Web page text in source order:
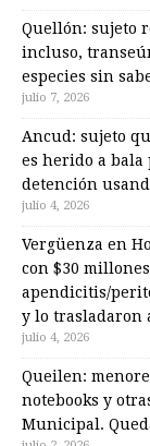
Quellón: sujeto
incluso,
especies sin
julio 7, 2026
Ancud: sujeto
es herido a bala
detención
julio 4, 2026
Vergüenza en
con $30
apendicitis/
y lo trasladaron
julio 4, 2026
Queilen:
notebooks y
Municipal.